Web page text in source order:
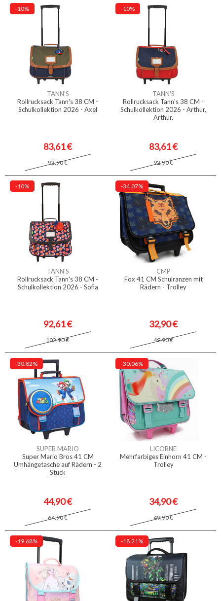
-10%
TANN'S
Rollrucksack Tann's 38 CM -
Schulkollektion 2026 - Axel
83,61 €
92,90 €
-10%
TANN'S
Rollrucksack Tann's 38 CM -
Schulkollektion 2026 - Arthur,
Arthur.
83,61 €
92,90 €
-10%
TANN'S
Rollrucksack Tann's 38 CM -
Schulkollektion 2026 - Sofia
92,61 €
102,90 €
-34.07%
CMP
Fox 41 CM Schulranzen mit
Rädern - Trolley
32,90 €
49,90 €
-30.82%
SUPER MARIO
Super Mario Bros 41 CM
Umhängetasche auf Rädern - 2
Stück
44,90 €
64,90 €
-30.06%
LICORNE
Mehrfarbiges Einhorn 41 CM -
Trolley
34,90 €
49,90 €
-19.68% -18.21%